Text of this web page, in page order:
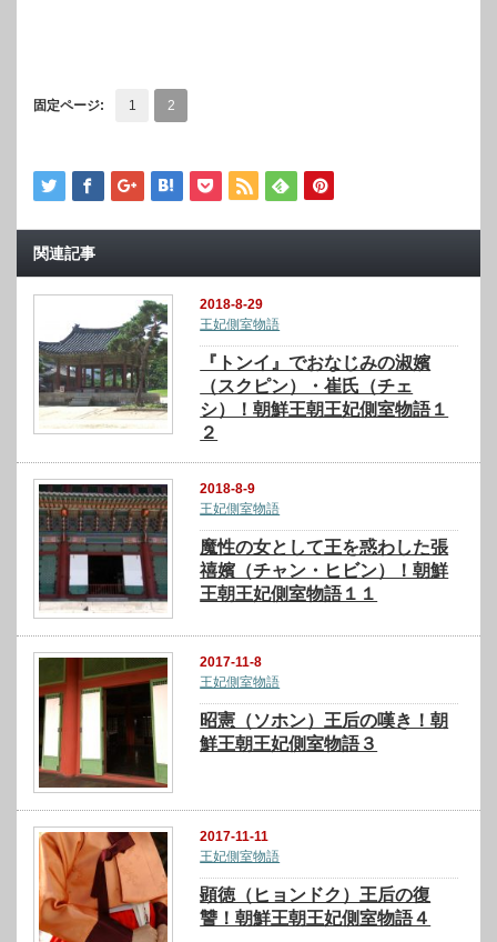
固定ページ: 1 2
関連記事
2018-8-29
王妃側室物語
『トンイ』でおなじみの淑嬪
（スクピン）・崔氏（チェ
シ）！朝鮮王朝王妃側室物語１
２
2018-8-9
王妃側室物語
魔性の女として王を惑わした張
禧嬪（チャン・ヒビン）！朝鮮
王朝王妃側室物語１１
2017-11-8
王妃側室物語
昭憲（ソホン）王后の嘆き！朝
鮮王朝王妃側室物語３
2017-11-11
王妃側室物語
顕徳（ヒョンドク）王后の復
讐！朝鮮王朝王妃側室物語４